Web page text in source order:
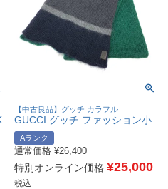
【中古良品】グッチ カラフル
GUCCI グッチ ファッション小
物 防寒具 マフラー モヘア ユニ
セックス マルチカラー 【中
古】
Aランク
通常価格 ¥26,400
特別オンライン価格 ¥25,000
税込